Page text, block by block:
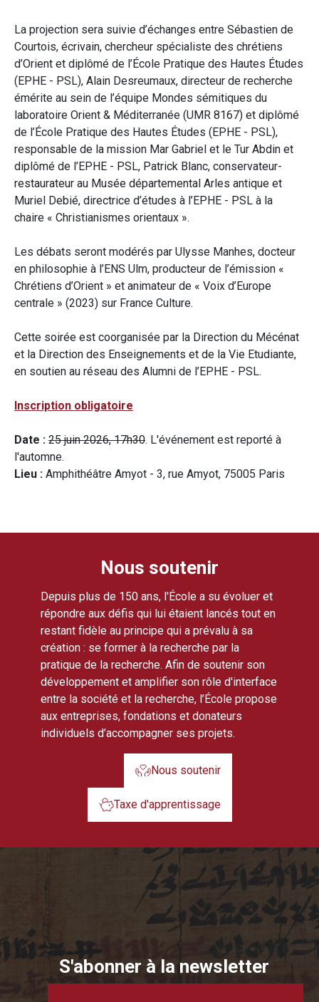
La projection sera suivie d’échanges entre Sébastien de
Courtois, écrivain, chercheur spécialiste des chrétiens
d’Orient et diplômé de l’École Pratique des Hautes Études
(EPHE - PSL), Alain Desreumaux, directeur de recherche
émérite au sein de l’équipe Mondes sémitiques du
laboratoire Orient & Méditerranée (UMR 8167) et diplômé
de l’École Pratique des Hautes Études (EPHE - PSL),
responsable de la mission Mar Gabriel et le Tur Abdin et
diplômé de l’EPHE - PSL, Patrick Blanc, conservateur-
restaurateur au Musée départemental Arles antique et
Muriel Debié, directrice d’études à l’EPHE - PSL à la
chaire « Christianismes orientaux ».
Les débats seront modérés par Ulysse Manhes, docteur
en philosophie à l’ENS Ulm, producteur de l’émission «
Chrétiens d’Orient » et animateur de « Voix d’Europe
centrale » (2023) sur France Culture.
Cette soirée est coorganisée par la Direction du Mécénat
et la Direction des Enseignements et de la Vie Etudiante,
en soutien au réseau des Alumni de l’EPHE - PSL.
Inscription obligatoire
Date : 25 juin 2026, 17h30. L'événement est reporté à
l'automne.
Lieu : Amphithéâtre Amyot - 3, rue Amyot, 75005 Paris
Nous soutenir
Depuis plus de 150 ans, l'École a su évoluer et
répondre aux défis qui lui étaient lancés tout en
restant fidèle au principe qui a prévalu à sa
création : se former à la recherche par la
pratique de la recherche. Afin de soutenir son
développement et amplifier son rôle d'interface
entre la société et la recherche, l’École propose
aux entreprises, fondations et donateurs
individuels d’accompagner ses projets.
Nous soutenir
Taxe d'apprentissage
S'abonner à la newsletter